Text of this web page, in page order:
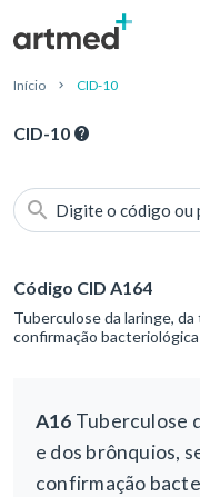
Início CID-10
CID-10
Digite o código ou
Código CID A164
Tuberculose da laringe,
confirmação
A16 Tuberculose
e dos brônquios,
confirmação